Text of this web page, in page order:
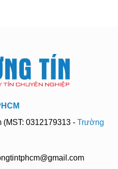
(MST: 0312179313 - Trường